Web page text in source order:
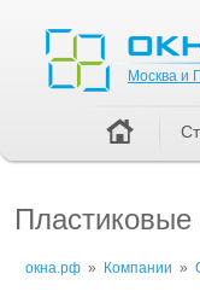
Пластиковые
окна.рф » Компании »
Москва и